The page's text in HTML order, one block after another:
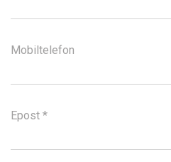
Mobiltelefon
Epost *